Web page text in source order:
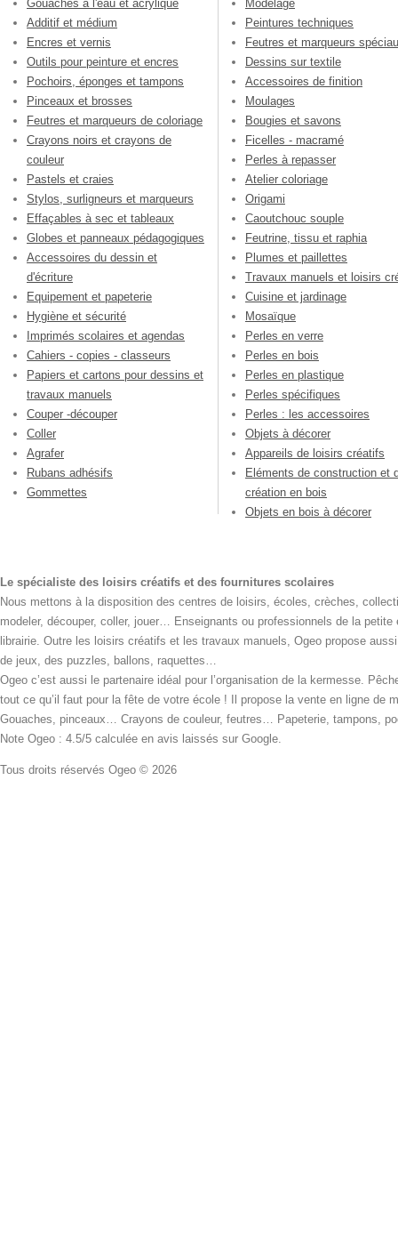
Gouaches à l'eau et acrylique
Additif et médium
Encres et vernis
Outils pour peinture et encres
Pochoirs, éponges et tampons
Pinceaux et brosses
Feutres et marqueurs de coloriage
Crayons noirs et crayons de
couleur
Pastels et craies
Stylos, surligneurs et marqueurs
Effaçables à sec et tableaux
Globes et panneaux pédagogiques
Accessoires du dessin et
d'écriture
Equipement et papeterie
Hygiène et sécurité
Imprimés scolaires et agendas
Cahiers - copies - classeurs
Papiers et cartons pour dessins et
travaux manuels
Couper -découper
Coller
Agrafer
Rubans adhésifs
Gommettes
Modelage
Peintures techniques
Feutres et marqueurs
Dessins sur textile
Accessoires de finition
Moulages
Bougies et savons
Ficelles - macramé
Perles à repasser
Atelier coloriage
Origami
Caoutchouc souple
Feutrine, tissu et raphia
Plumes et paillettes
Travaux manuels et loisirs
Cuisine et jardinage
Mosaïque
Perles en verre
Perles en bois
Perles en plastique
Perles spécifiques
Perles : les accessoires
Objets à décorer
Appareils de loisirs créatifs
Eléments de construction et
création en bois
Objets en bois à décorer
Le spécialiste des loisirs créatifs et des fournitures scolaires
Nous mettons à la disposition des centres de loisirs, écoles, crèches,
modeler, découper, coller, jouer… Enseignants ou professionnels de la
librairie. Outre les loisirs créatifs et les travaux manuels, Ogeo propose
de jeux, des puzzles, ballons, raquettes…
Ogeo c’est aussi le partenaire idéal pour l’organisation de la kermesse.
tout ce qu’il faut pour la fête de votre école ! Il propose la vente en ligne
Gouaches, pinceaux… Crayons de couleur, feutres… Papeterie, tampons,
Note Ogeo : 4.5/5 calculée en avis laissés sur Google.
Tous droits réservés Ogeo © 2026